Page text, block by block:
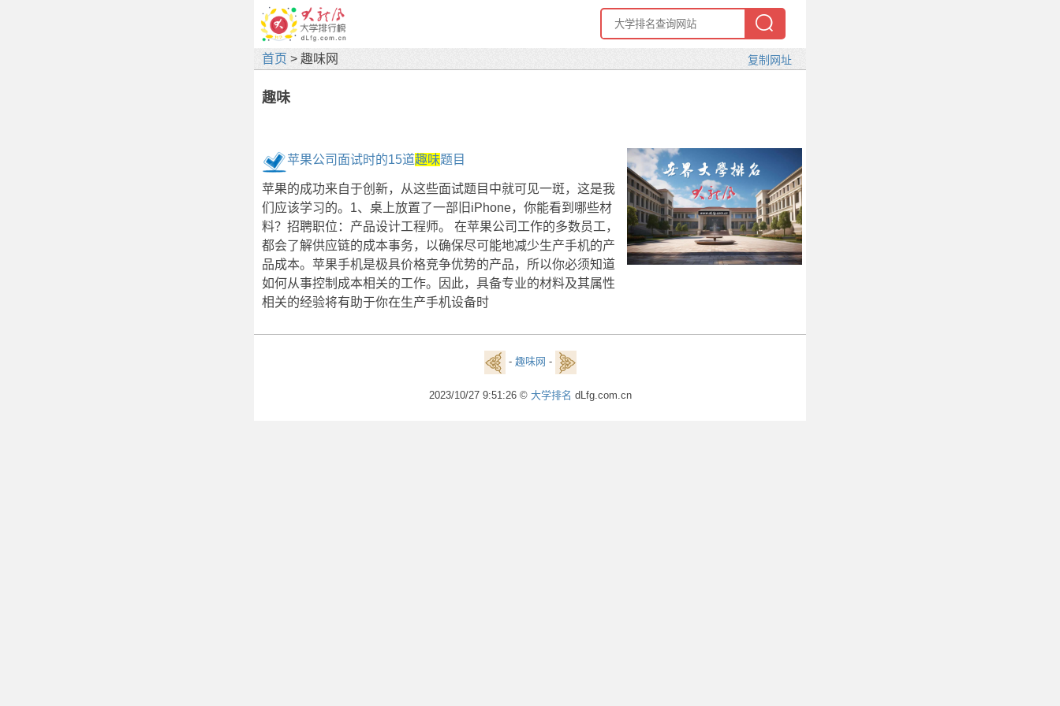
首页 > 趣味网
趣味
苹果公司面试时的15道趣味题目
苹果的成功来自于创新，从这些面试题目中就可见一斑，这是我
们应该学习的。1、桌上放置了一部旧iPhone，你能看到哪些材
料？招聘职位：产品设计工程师。 在苹果公司工作的多数员工，
都会了解供应链的成本事务，以确保尽可能地减少生产手机的产
品成本。苹果手机是极具价格竞争优势的产品，所以你必须知道
如何从事控制成本相关的工作。因此，具备专业的材料及其属性
相关的经验将有助于你在生产手机设备时
- 趣味网 -
2023/10/27 9:51:26 © 大学排名 dLfg.com.cn